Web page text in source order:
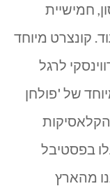
חמישיית
קונצרט מיוחד
לרגל
של 'פולחן
הקלאסיקות
בפסטיבל
מהארץ